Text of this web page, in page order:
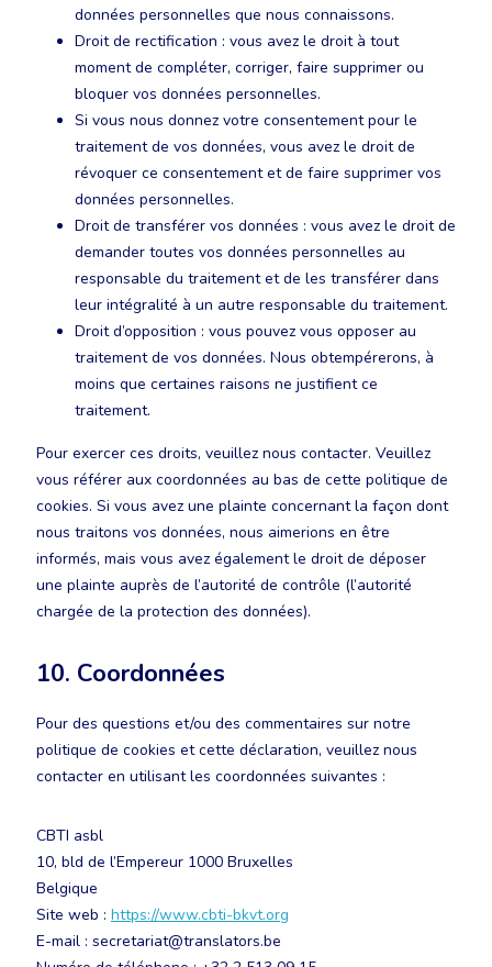
données personnelles que nous connaissons.
Droit de rectification : vous avez le droit à tout
moment de compléter, corriger, faire supprimer ou
bloquer vos données personnelles.
Si vous nous donnez votre consentement pour le
traitement de vos données, vous avez le droit de
révoquer ce consentement et de faire supprimer vos
données personnelles.
Droit de transférer vos données : vous avez le droit de
demander toutes vos données personnelles au
responsable du traitement et de les transférer dans
leur intégralité à un autre responsable du traitement.
Droit d’opposition : vous pouvez vous opposer au
traitement de vos données. Nous obtempérerons, à
moins que certaines raisons ne justifient ce
traitement.
Pour exercer ces droits, veuillez nous contacter. Veuillez
vous référer aux coordonnées au bas de cette politique de
cookies. Si vous avez une plainte concernant la façon dont
nous traitons vos données, nous aimerions en être
informés, mais vous avez également le droit de déposer
une plainte auprès de l’autorité de contrôle (l’autorité
chargée de la protection des données).
10. Coordonnées
Pour des questions et/ou des commentaires sur notre
politique de cookies et cette déclaration, veuillez nous
contacter en utilisant les coordonnées suivantes :
CBTI asbl
10, bld de l’Empereur 1000 Bruxelles
Belgique
Site web : https://www.cbti-bkvt.org
E-mail : secretariat@translators.be